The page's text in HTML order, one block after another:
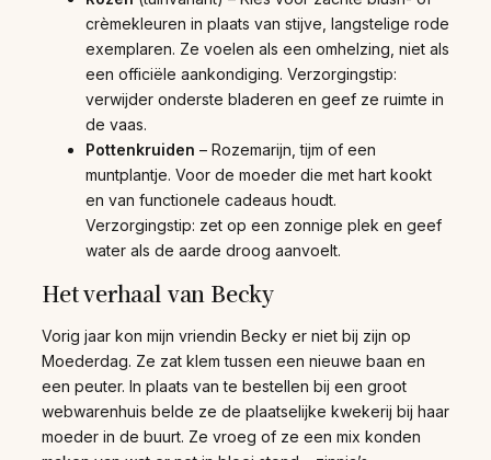
crèmekleuren in plaats van stijve, langstelige rode
exemplaren. Ze voelen als een omhelzing, niet als
een officiële aankondiging. Verzorgingstip:
verwijder onderste bladeren en geef ze ruimte in
de vaas.
Pottenkruiden – Rozemarijn, tijm of een
muntplantje. Voor de moeder die met hart kookt
en van functionele cadeaus houdt.
Verzorgingstip: zet op een zonnige plek en geef
water als de aarde droog aanvoelt.
Het verhaal van Becky
Vorig jaar kon mijn vriendin Becky er niet bij zijn op
Moederdag. Ze zat klem tussen een nieuwe baan en
een peuter. In plaats van te bestellen bij een groot
webwarenhuis belde ze de plaatselijke kwekerij bij haar
moeder in de buurt. Ze vroeg of ze een mix konden